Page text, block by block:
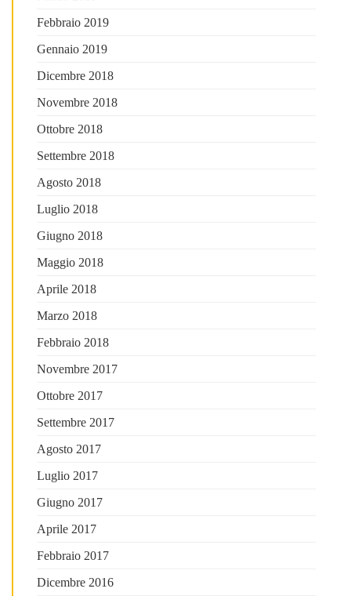
Febbraio 2019
Gennaio 2019
Dicembre 2018
Novembre 2018
Ottobre 2018
Settembre 2018
Agosto 2018
Luglio 2018
Giugno 2018
Maggio 2018
Aprile 2018
Marzo 2018
Febbraio 2018
Novembre 2017
Ottobre 2017
Settembre 2017
Agosto 2017
Luglio 2017
Giugno 2017
Aprile 2017
Febbraio 2017
Dicembre 2016